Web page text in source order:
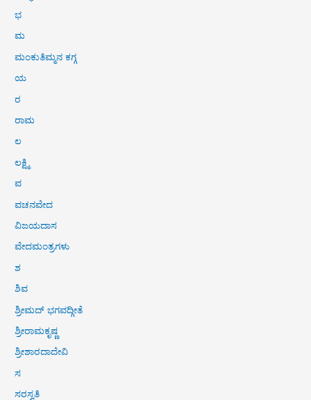
ಭ
ಮ
ಮಂಕುತಿಮ್ಮನ ಕಗ್ಗ
ಯ
ರ
ರಾಮ
ಲ
ಲಕ್ಷ್ಮಿ
ವ
ವಚನವೇದ
ವಿಜಯದಾಸ
ವೇದಮಂತ್ರಗಳು
ಶ
ಶಿವ
ಶ್ರೀಮದ್ ಭಗವದ್ಗೀತೆ
ಶ್ರೀರಾಮಕೃಷ್ಣ
ಶ್ರೀಶಾರದಾದೇವಿ
ಸ
ಸರಸ್ವತಿ